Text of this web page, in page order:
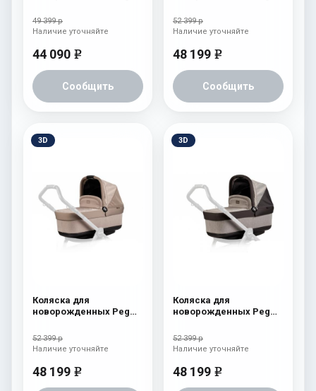
(шасси White/Black)
Fleur
49 399 р
44 090 e
Сообщить
Наличие уточняйте
Pop-Up) Tulip
52 399 р
48 199 e
Сообщить
Наличие уточняйте
3D
Коляска для
новорожденных Peg
Pop-Up) Cream
52 399 р
48 199 e
Наличие уточняйте
3D
Коляска для
новорожденных Peg
Pop-Up) Atmosphere
52 399 р
48 199 e
Наличие уточняйте